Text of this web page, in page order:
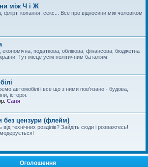
між Ч і Ж
флірт, кохання, секс... Все про відносини між чоловіком
економічна, податкова, облікова, фінансова, бюджетна
Тут місце усім політичним баталіям.
автомобілі і все що з ними пов'язано - будова,
історія.
Саня
без цензури (флейм)
технічних розділів? Зайдіть сюди і розважтесь!
Оголошення